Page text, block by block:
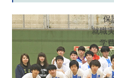
保
就職
学